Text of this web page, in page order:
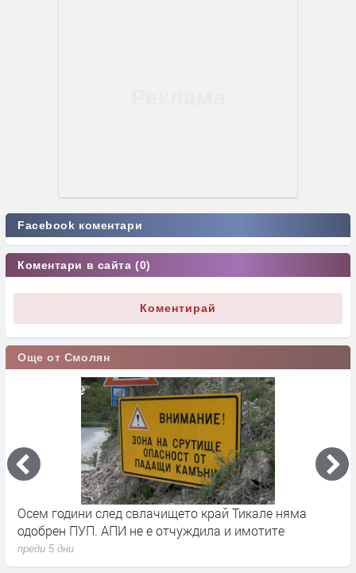
Facebook коментари
Коментари в сайта (0)
Коментирай
Още от Смолян
Осем години след свлачището край Тикале няма
одобрен ПУП. АПИ не е отчуждила и имотите
преди 5 дни